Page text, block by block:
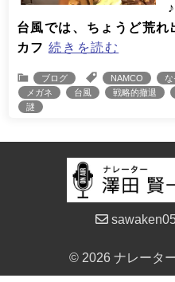
台風では、ちょうど荒れ
カフ続きを読む
ブログ NAMCO
メガネ
台風 戦略的撤退
謎
© 2026 ナレータ